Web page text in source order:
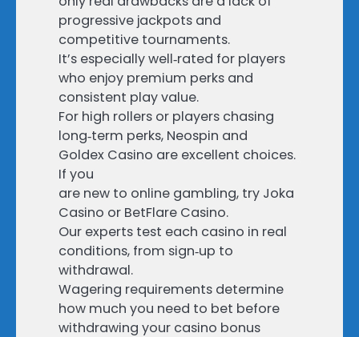
progressive jackpots and
competitive tournaments.
It’s especially well‑rated for players
who enjoy premium perks and
consistent play value.
For high rollers or players chasing
long‑term perks, Neospin and
Goldex Casino are excellent choices.
If you
are new to online gambling, try Joka
Casino or BetFlare Casino.
Our experts test each casino in real
conditions, from sign‑up to
withdrawal.
Wagering requirements determine
how much you need to bet before
withdrawing your casino bonus